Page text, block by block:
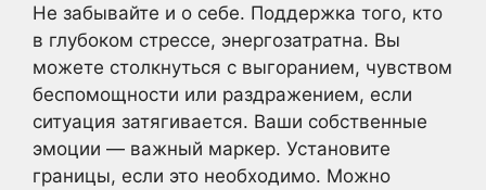
Не забывайте и о себе. Поддержка того, кто
в глубоком стрессе, энергозатратна. Вы
можете столкнуться с выгоранием, чувством
беспомощности или раздражением, если
ситуация затягивается. Ваши собственные
эмоции — важный маркер. Установите
границы, если это необходимо. Можно